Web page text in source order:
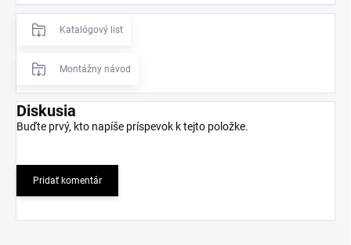
Katalógový list
Montážny návod
Diskusia
Buďte prvý, kto napíše príspevok k tejto položke.
Pridať komentár